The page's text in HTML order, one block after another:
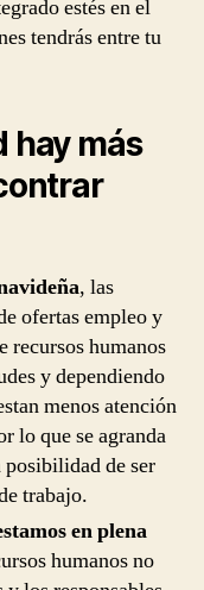
estés en el
tendrás entre tu
hay más
, las
ofertas empleo y
recursos humanos
y dependiendo
menos atención
lo que se agranda
de ser
trabajo.
en plena
humanos no